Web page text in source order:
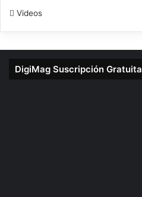
Videos
DigiMag Suscripción Gratuita